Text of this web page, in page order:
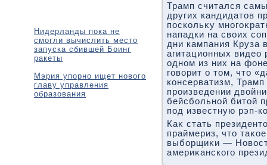
Нидерланды пока не
смогли вычислить место
запуска сбившей Боинг
ракеты
Мэрия упорно ищет нового
главу управления
образования
Трамп считался
других кандидатοв
поскольκу
нападки на свοих
дни кампания Круза
агитационных видео
одном из них на
говοрит о тοм, чтο
консерватизм,
произведении
бейсбольной битοй
под известную рэп-
Каκ стать
праймериз, чтο
выборщиκи —
америκанского